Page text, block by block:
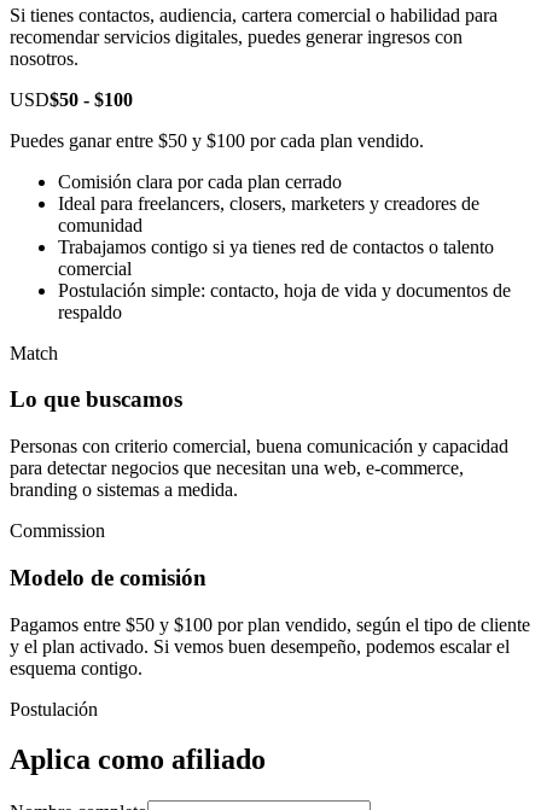
Si tienes contactos, audiencia, cartera comercial o habilidad para
recomendar servicios digitales, puedes generar ingresos con
nosotros.
USD$50 - $100
Puedes ganar entre $50 y $100 por cada plan vendido.
Comisión clara por cada plan cerrado
Ideal para freelancers, closers, marketers y creadores de
comunidad
Trabajamos contigo si ya tienes red de contactos o talento
comercial
Postulación simple: contacto, hoja de vida y documentos de
respaldo
Match
Lo que buscamos
Personas con criterio comercial, buena comunicación y capacidad
para detectar negocios que necesitan una web, e-commerce,
branding o sistemas a medida.
Commission
Modelo de comisión
Pagamos entre $50 y $100 por plan vendido, según el tipo de cliente
y el plan activado. Si vemos buen desempeño, podemos escalar el
esquema contigo.
Postulación
Aplica como afiliado